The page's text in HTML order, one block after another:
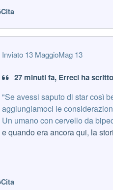
Cita
Inviato 13 MaggioMag 13
27 minuti fa, Erreci ha
"Se avessi saputo di star così
aggiungiamoci le
Un umano con cervello da
e quando era ancora qui, la
Cita